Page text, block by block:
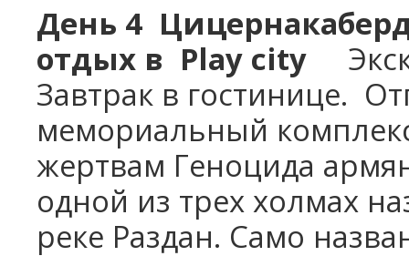
День 4
отдых в Play city
Завтрак в гостинице.
мемориальный
жертвам Геноцида
одной из трех холмах
реке Раздан. Само